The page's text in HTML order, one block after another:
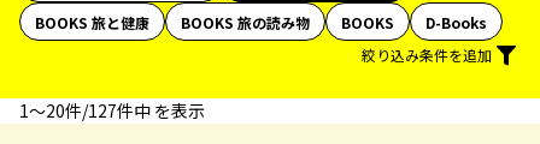
BOOKS 旅と健康
BOOKS 旅の読み物 BOOKS
D-Books
絞り込み条件を追加
1〜20件/127件中 を表示